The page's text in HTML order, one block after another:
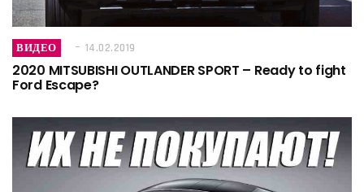
ВИДЕО 14.02.2019
2020 MITSUBISHI OUTLANDER SPORT – Ready to fight
Ford Escape?